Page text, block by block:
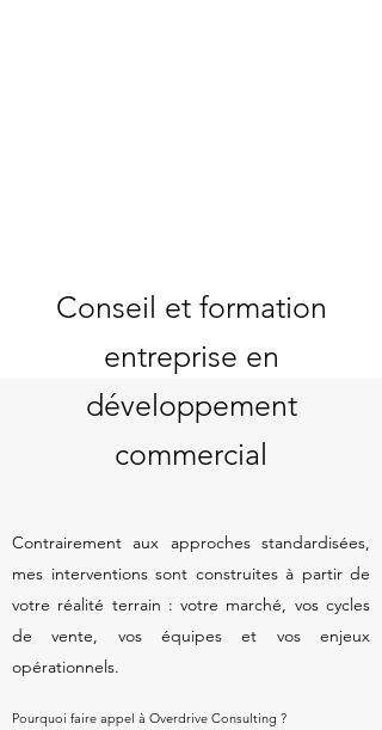
Conseil et formation
entreprise en
développement
commercial
​Contrairement aux approches standardisées,
mes interventions sont construites à partir de
votre réalité terrain : votre marché, vos cycles
de vente, vos équipes et vos enjeux
opérationnels.
Pourquoi faire appel à Overdrive Consulting ?